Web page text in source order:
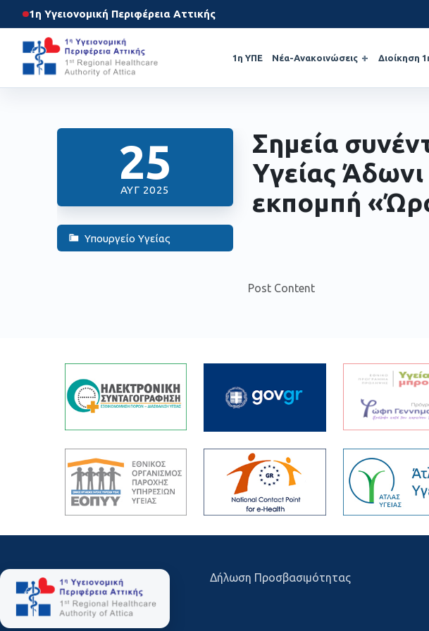
1η Υγειονομική Περιφέρεια Αττικής
1η ΥΠΕ Νέα-Ανακοινώσεις Διοίκηση
25
ΑΥΓ 2025
Υπουργείο Υγείας
Σημεία
Υγείας
εκπομπή
Post Content
Δήλωση Προσβασιμότητας